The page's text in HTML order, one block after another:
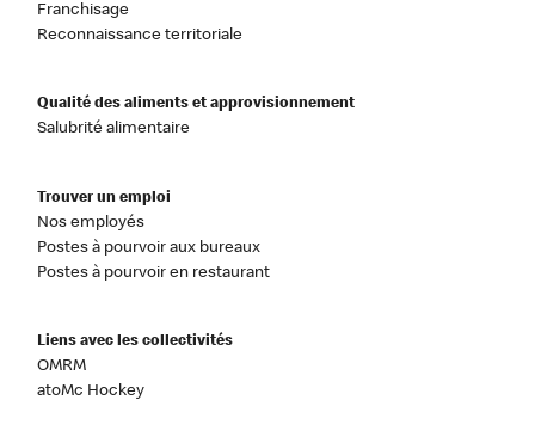
Franchisage
Reconnaissance territoriale
Qualité des aliments et approvisionnement
Salubrité alimentaire
Trouver un emploi
Nos employés
Postes à pourvoir aux bureaux
Postes à pourvoir en restaurant
Liens avec les collectivités
OMRM
atoMc Hockey